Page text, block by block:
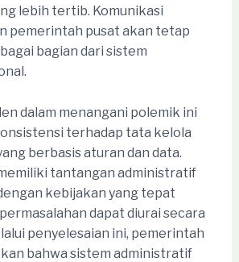
lebih tertib. Komunikasi
pemerintah pusat akan tetap
bagian dari sistem
dalam menangani polemik ini
terhadap tata kelola
berbasis aturan dan data.
tantangan administratif
kebijakan yang tepat
dapat diurai secara
penyelesaian ini, pemerintah
bahwa sistem administratif